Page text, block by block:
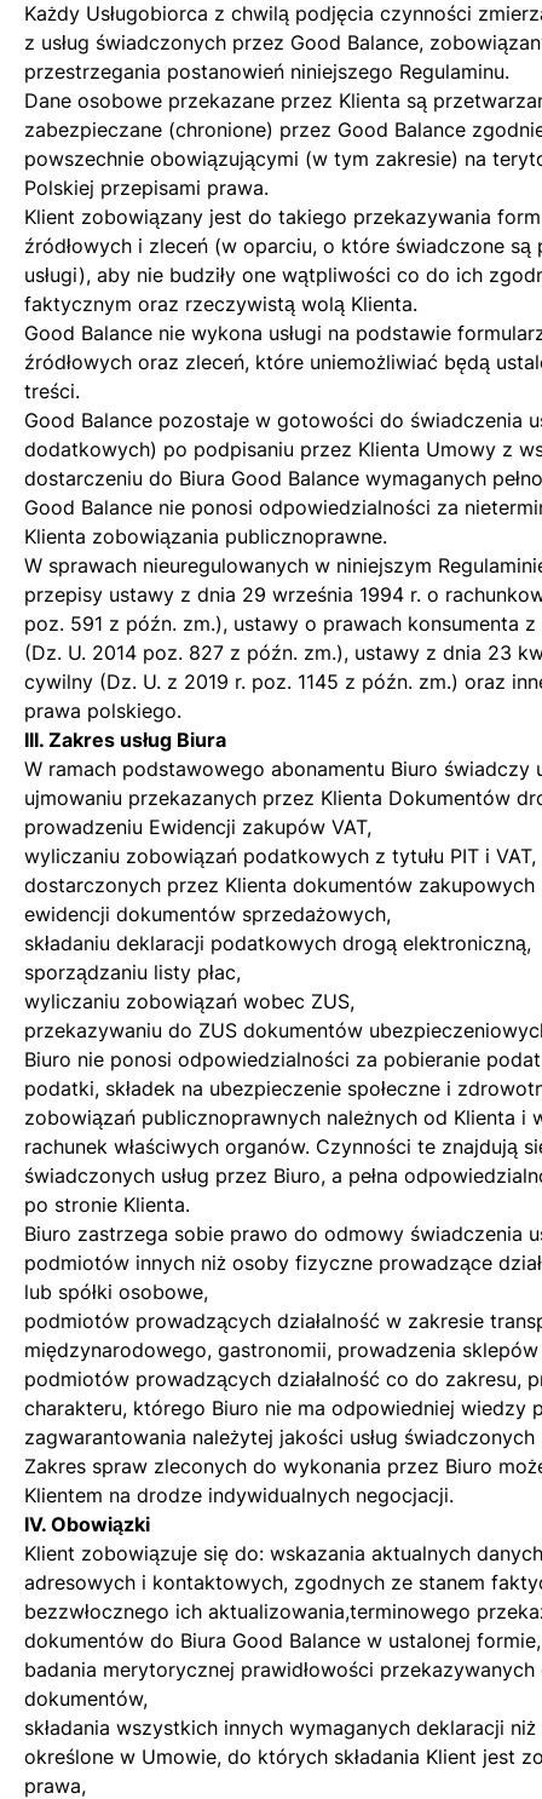
Każdy Usługobiorca z chwilą podjęcia czynności
z usług świadczonych przez Good Balance,
przestrzegania postanowień niniejszego Regulaminu.
Dane osobowe przekazane przez Klienta są
zabezpieczane (chronione) przez Good Balance
powszechnie obowiązującymi (w tym zakresie) na
Polskiej przepisami prawa.
Klient zobowiązany jest do takiego przekazywania
źródłowych i zleceń (w oparciu, o które świadczone są
usługi), aby nie budziły one wątpliwości co do ich
faktycznym oraz rzeczywistą wolą Klienta.
Good Balance nie wykona usługi na podstawie
źródłowych oraz zleceń, które uniemożliwiać będą
treści.
Good Balance pozostaje w gotowości do świadczenia
dodatkowych) po podpisaniu przez Klienta Umowy z
dostarczeniu do Biura Good Balance wymaganych
Good Balance nie ponosi odpowiedzialności za
Klienta zobowiązania publicznoprawne.
W sprawach nieuregulowanych w niniejszym
przepisy ustawy z dnia 29 września 1994 r. o
poz. 591 z późn. zm.), ustawy o prawach konsumenta
(Dz. U. 2014 poz. 827 z późn. zm.), ustawy z dnia 23
cywilny (Dz. U. z 2019 r. poz. 1145 z późn. zm.) oraz
prawa polskiego.
III. Zakres usług Biura
W ramach podstawowego abonamentu Biuro świadczy
ujmowaniu przekazanych przez Klienta Dokumentów
prowadzeniu Ewidencji zakupów VAT,
wyliczaniu zobowiązań podatkowych z tytułu PIT i
dostarczonych przez Klienta dokumentów
ewidencji dokumentów sprzedażowych,
składaniu deklaracji podatkowych drogą elektroniczną,
sporządzaniu listy płac,
wyliczaniu zobowiązań wobec ZUS,
przekazywaniu do ZUS dokumentów
Biuro nie ponosi odpowiedzialności za pobieranie
podatki, składek na ubezpieczenie społeczne i
zobowiązań publicznoprawnych należnych od Klienta i
rachunek właściwych organów. Czynności te znajdują
świadczonych usług przez Biuro, a pełna
po stronie Klienta.
Biuro zastrzega sobie prawo do odmowy świadczenia
podmiotów innych niż osoby fizyczne prowadzące
lub spółki osobowe,
podmiotów prowadzących działalność w zakresie
międzynarodowego, gastronomii, prowadzenia
podmiotów prowadzących działalność co do zakresu,
charakteru, którego Biuro nie ma odpowiedniej wiedzy
zagwarantowania należytej jakości usług
Zakres spraw zleconych do wykonania przez Biuro
Klientem na drodze indywidualnych negocjacji.
IV. Obowiązki
Klient zobowiązuje się do: wskazania aktualnych
adresowych i kontaktowych, zgodnych ze stanem
bezzwłocznego ich aktualizowania,terminowego
dokumentów do Biura Good Balance w ustalonej formie,
badania merytorycznej prawidłowości przekazywanych
dokumentów,
składania wszystkich innych wymaganych deklaracji
określone w Umowie, do których składania Klient jest
prawa,